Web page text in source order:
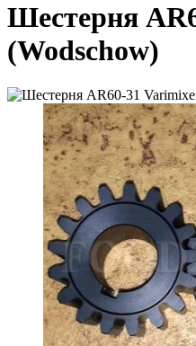
Шестерня
(Wodschow)